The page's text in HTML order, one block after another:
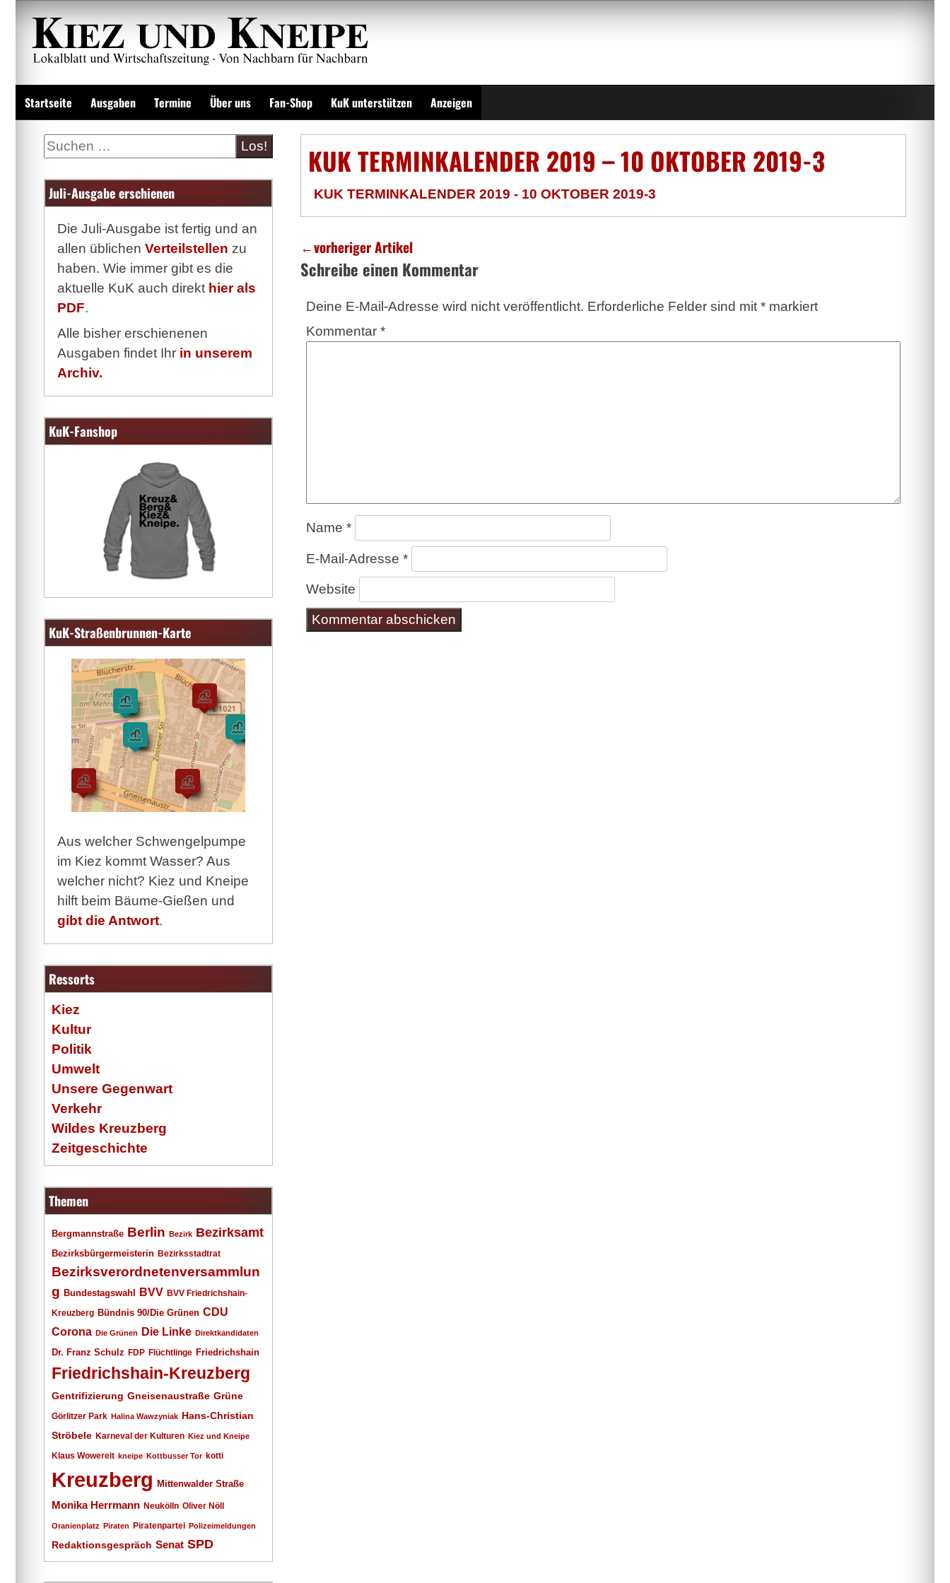
Zum
Inhalt
springen
Startseite Ausgaben Termine Über uns Fan-Shop KuK unterstützen Anzeigen
KUK TERMINKALENDER 2019 – 10 OKTOBER 2019-3
KUK TERMINKALENDER 2019 - 10 OKTOBER 2019-3
←vorheriger Artikel
Schreibe einen Kommentar
Deine E-Mail-Adresse wird nicht veröffentlicht. Erforderliche Felder sind mit *markiert
Kommentar *
Name *
E-Mail-Adresse *
Website
Suche
Juli-Ausgabe erschienen
Die Juli-Ausgabe ist fertig und an
allen üblichen Verteilstellen zu
haben. Wie immer gibt es die
aktuelle KuK auch direkt hier als
PDF.
Alle bisher erschienenen
Ausgaben findet Ihr in unserem
Archiv.
KuK-Fanshop
KuK-Straßenbrunnen-Karte
Aus welcher Schwengelpumpe
im Kiez kommt Wasser? Aus
welcher nicht? Kiez und Kneipe
hilft beim Bäume-Gießen und
gibt die Antwort.
Ressorts
Kiez
Kultur
Politik
Umwelt
Unsere Gegenwart
Verkehr
Wildes Kreuzberg
Zeitgeschichte
Themen
Bergmannstraße Berlin Bezirk Bezirksamt
Bezirksbürgermeisterin Bezirksstadtrat
Bezirksverordnetenversammlun
g Bundestagswahl BVV BVV Friedrichshain-
Kreuzberg Bündnis 90/Die Grünen CDU
Corona Die Grünen Die Linke Direktkandidaten
Dr. Franz Schulz FDP Flüchtlinge Friedrichshain
Friedrichshain-Kreuzberg
Gentrifizierung Gneisenaustraße Grüne
Görlitzer Park Halina Wawzyniak Hans-Christian
Ströbele Karneval der Kulturen Kiez und Kneipe
Klaus Wowereit kneipe Kottbusser Tor kotti
Kreuzberg Mittenwalder Straße
Monika Herrmann Neukölln Oliver Nöll
Oranienplatz Piraten Piratenpartei Polizeimeldungen
Redaktionsgespräch Senat SPD